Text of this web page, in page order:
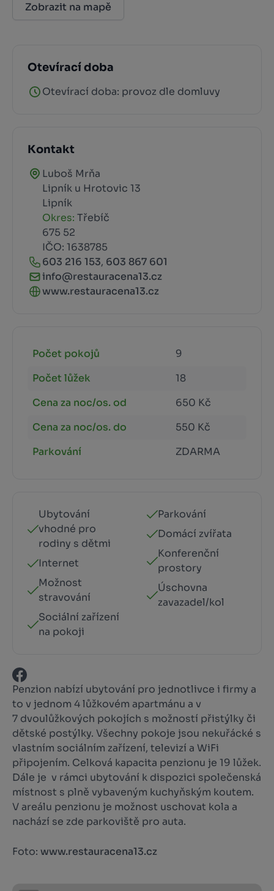
Zobrazit na mapě
Otevírací doba
Otevírací doba: provoz dle domluvy
Kontakt
Luboš Mrňa
Lipník u Hrotovic 13
Lipník
Okres: Třebíč
675 52
IČO: 1638785
603 216 153, 603 867 601
info@restauracena13.cz
www.restauracena13.cz
Počet pokojů
9
Počet lůžek
18
Cena za noc/os. od
650 Kč
Cena za noc/os. do
550 Kč
Parkování
ZDARMA
Ubytování
vhodné pro
rodiny s dětmi
Internet
Možnost
stravování
Sociální zařízení
na pokoji
Parkování
Domácí zvířata
Konferenční
prostory
Úschovna
zavazadel/kol
Penzion nabízí ubytování pro jednotlivce i firmy a
to v jednom 4 lůžkovém apartmánu a v
7 dvoulůžkových pokojích s možností přistýlky či
dětské postýlky. Všechny pokoje jsou nekuřácké s
vlastním sociálním zařízení, televizí a WiFi
připojením. Celková kapacita penzionu je 19 lůžek.
Dále je v rámci ubytování k dispozici společenská
místnost s plně vybaveným kuchyňským koutem.
V areálu penzionu je možnost uschovat kola a
nachází se zde parkoviště pro auta.
Foto: www.restauracena13.cz